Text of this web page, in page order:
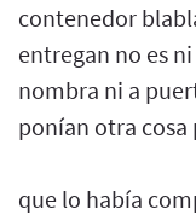
contenedor
entregan no es
nombra ni a
ponían otra cosa
que lo había